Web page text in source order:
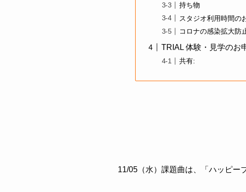
持ち物
スタジオ利用時間の
コロナの感染拡大防
TRIAL 体験・見学のお
共有:
11/05（水）課題曲は 、「 ハッピー